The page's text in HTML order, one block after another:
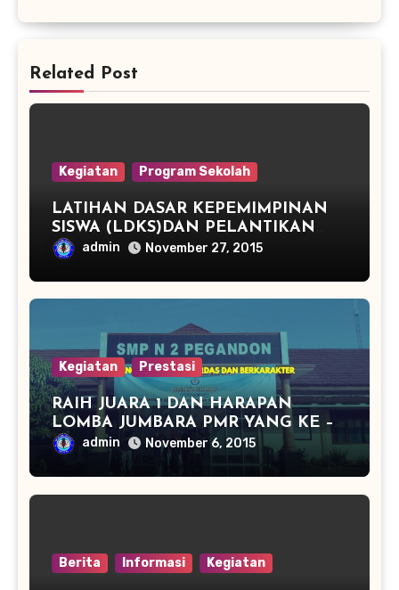
Related Post
Kegiatan Program Sekolah
LATIHAN DASAR KEPEMIMPINAN
SISWA (LDKS)DAN PELANTIKAN
PENGURUS OSIS PERIODE TAHUN
2015/2016 SMP NEGERI 2
PEGANDON
admin November 27, 2015
Kegiatan Prestasi
RAIH JUARA 1 DAN HARAPAN
LOMBA JUMBARA PMR YANG KE –
13
admin November 6, 2015
Berita Informasi Kegiatan